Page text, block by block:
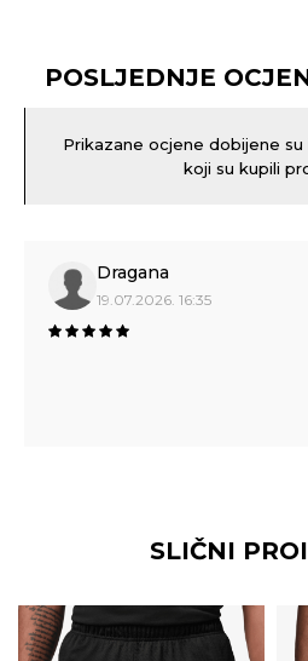
POSLJEDNJE
Prikazane ocjene dobijene su
koji su kupili
Dragana
19.07.2026. 16:35
SLIČNI